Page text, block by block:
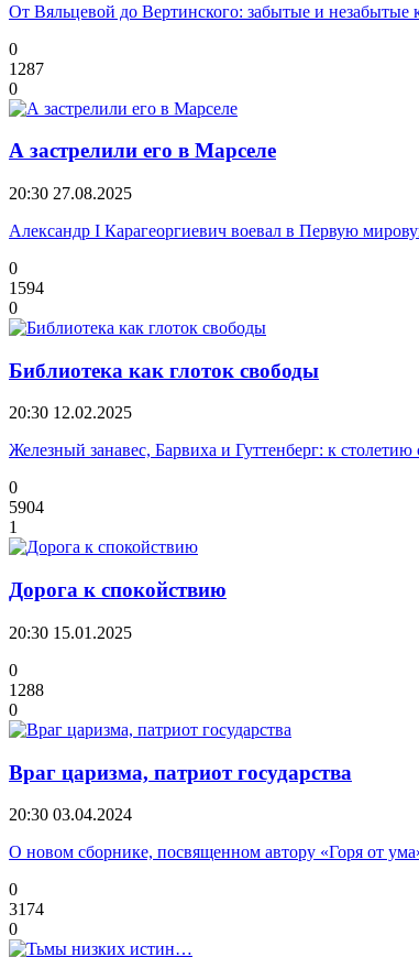
От Вяльцевой до Вертинского: забытые и
0
1287
0
А застрелили его в Марселе
20:30 27.08.2025
Александр I Карагеоргиевич воевал в Первую
0
1594
0
Библиотека как глоток свободы
20:30 12.02.2025
Железный занавес, Барвиха и Гуттенберг: к
0
5904
1
Дорога к спокойствию
20:30 15.01.2025
0
1288
0
Враг царизма, патриот государства
20:30 03.04.2024
О новом сборнике, посвященном автору «Горя от
0
3174
0